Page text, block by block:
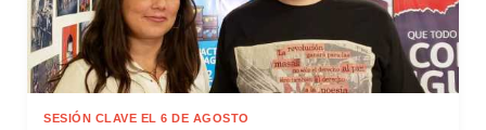
SESIÓN CLAVE EL 6 DE AGOSTO